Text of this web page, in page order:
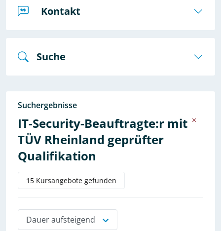
Suche
Kontakt
Suchergebnisse
IT-Security-Beauftragte:r mit
TÜV Rheinland geprüfter
Qualifikation
15 Kursangebote gefunden
Dauer aufsteigend